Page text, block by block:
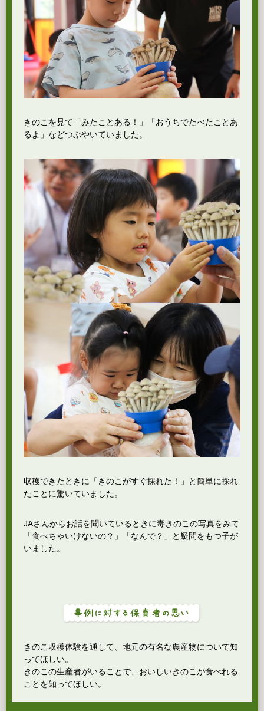
きのこを見て「みたことある！」「おうちでたべたことあ
るよ」などつぶやいていました。
収穫できたときに「きのこがすぐ採れた！」と簡単に採れ
たことに驚いていました。
JAさんからお話を聞いているときに毒きのこの写真をみて
「食べちゃいけないの？」「なんで？」と疑問をもつ子が
いました。
きのこ収穫体験を通して、地元の有名な農産物について知
ってほしい。
きのこの生産者がいることで、おいしいきのこが食べれる
ことを知ってほしい。